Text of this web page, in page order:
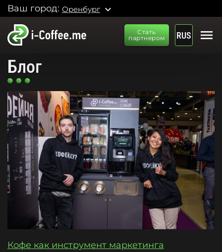
Ваш город: Оренбург expand_more
Стать
партнером
RUS menu
Блог
Кофе как инструмент маркетинга